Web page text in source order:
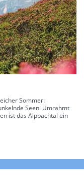
Sommer:
Seen. Umrahmt
ist das Alpbachtal ein